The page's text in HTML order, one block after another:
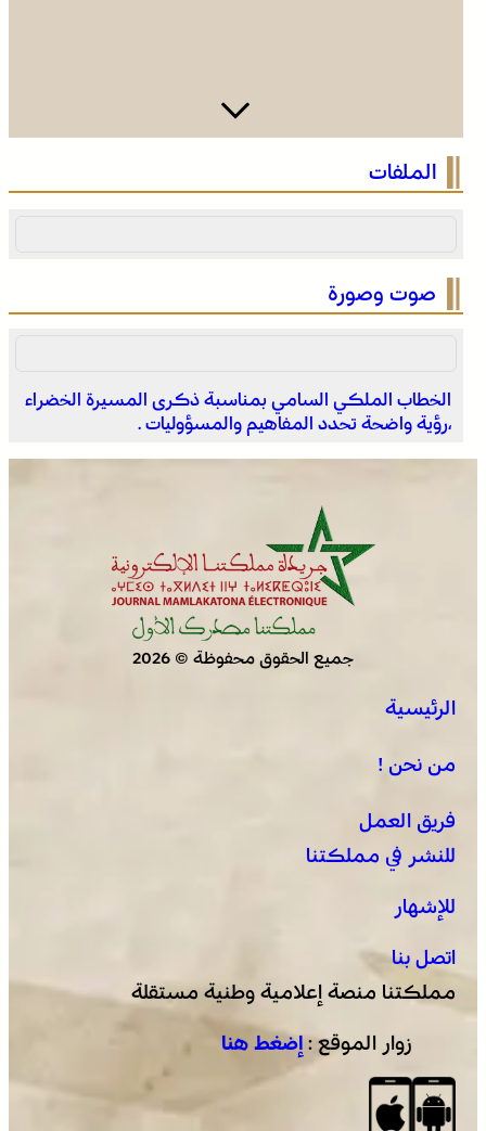
وادي زم .. مبادرة تطوعية لشباب المدينة تعيد الاعتبار لمقبرة
الشهداء بعد الحريق
وادي زم .. مبادرة تطوعية لشباب المدينة تعيد الاعتبار لمقبرة
الجديدة .. افتتاح فعاليات موسم مولاي عبد الله أمغار
الملفات
صوت وصورة
الخطاب الملكي السامي بمناسبة ذكرى المسيرة الخضراء
،رؤية واضحة تحدد المفاهيم والمسؤوليات .
جميع الحقوق محفوظة © 2026
الرئيسية
من نحن !
فريق العمل
للنشر في مملكتنا
للإشهار
اتصل بنا
مملكتنا منصة إعلامية وطنية مستقلة
زوار الموقع : إضغط هنا